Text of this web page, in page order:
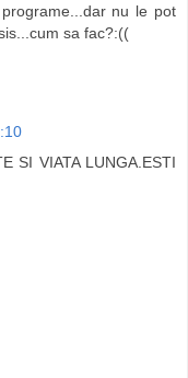
nu le pot
sa fac?:((
SI VIATA LUNGA.ESTI